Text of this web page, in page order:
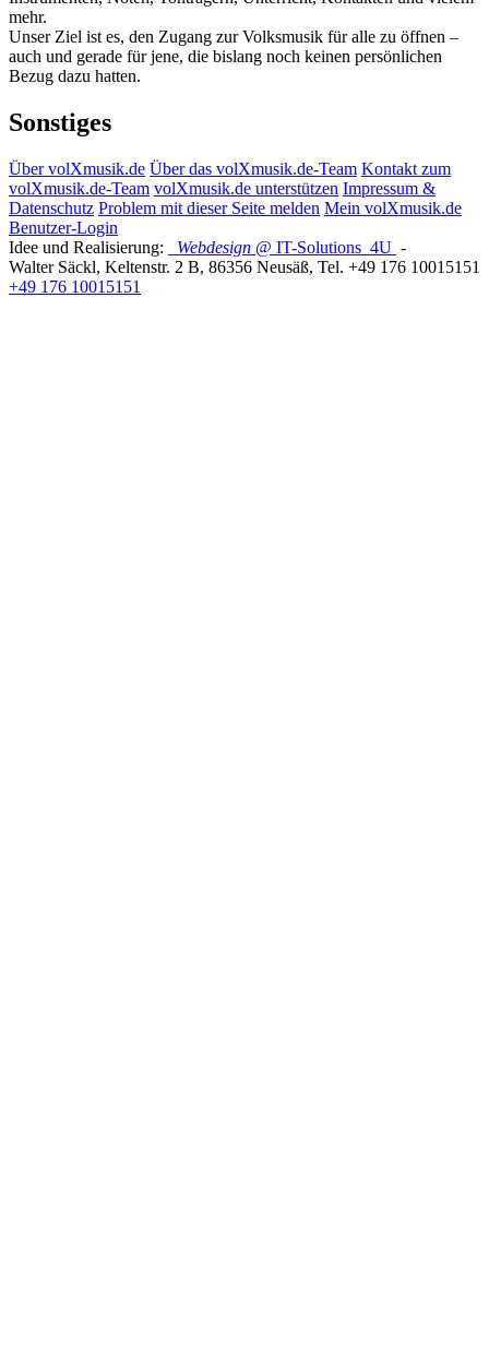
mehr.
Unser Ziel ist es, den Zugang zur Volksmusik für alle zu öffnen –
auch und gerade für jene, die bislang noch keinen persönlichen
Bezug dazu hatten.
Sonstiges
Über volXmusik.de Über das volXmusik.de-Team Kontakt zum
volXmusik.de-Team volXmusik.de unterstützen Impressum &
Datenschutz Problem mit dieser Seite melden Mein volXmusik.de
Benutzer-Login
Idee und Realisierung:
Webdesign @ IT-Solutions 4U -
Walter Säckl, Keltenstr. 2 B, 86356 Neusäß, Tel. +49 176 10015151
+49 176 10015151